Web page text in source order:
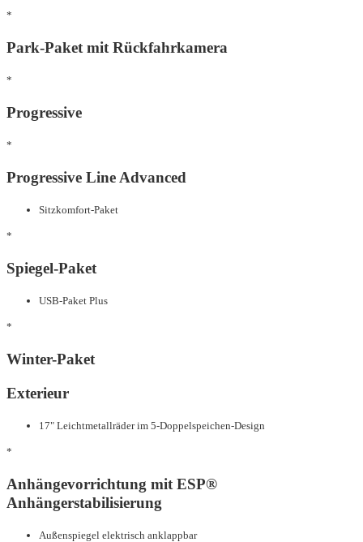
*
Park-Paket mit Rückfahrkamera
*
Progressive
*
Progressive Line Advanced
Sitzkomfort-Paket
*
Spiegel-Paket
USB-Paket Plus
*
Winter-Paket
Exterieur
17" Leichtmetallräder im 5-Doppelspeichen-Design
*
Anhängevorrichtung mit ESP®
Anhängerstabilisierung
Außenspiegel elektrisch anklappbar